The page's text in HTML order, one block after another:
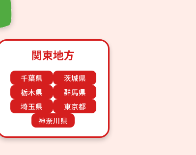
関東地方
千葉県
茨城県
栃木県
群馬県
埼玉県
東京都
神奈川県